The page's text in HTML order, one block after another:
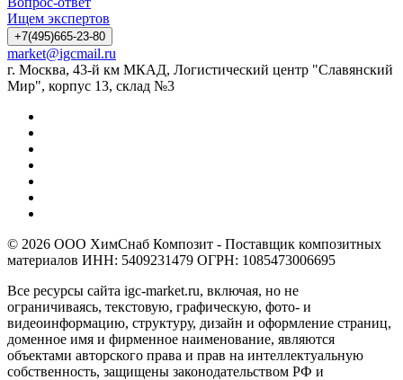
Ищем экспертов
+7(495)665-23-80
market@igcmail.ru
г. Москва, 43-й км МКАД, Логистический центр "Славянский
Мир", корпус 13, склад №3
© 2026 ООО ХимСнаб Композит - Поставщик композитных
материалов ИНН: 5409231479 ОГРН: 1085473006695
Все ресурсы сайта igc-market.ru, включая, но не
ограничиваясь, текстовую, графическую, фото- и
видеоинформацию, структуру, дизайн и оформление страниц,
доменное имя и фирменное наименование, являются
объектами авторского права и прав на интеллектуальную
собственность, защищены законодательством РФ и